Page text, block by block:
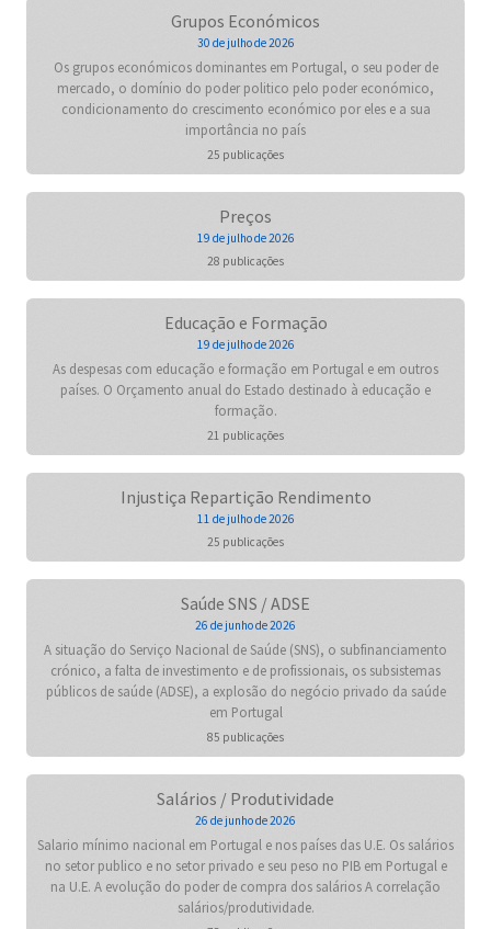
Grupos Económicos
30 de julho de 2026
Os grupos económicos dominantes em Portugal, o seu poder de
mercado, o domínio do poder politico pelo poder económico,
condicionamento do crescimento económico por eles e a sua
importância no país
25 publicações
Preços
19 de julho de 2026
28 publicações
Educação e Formação
19 de julho de 2026
As despesas com educação e formação em Portugal e em outros
países. O Orçamento anual do Estado destinado à educação e
formação.
21 publicações
Injustiça Repartição Rendimento
11 de julho de 2026
25 publicações
Saúde SNS / ADSE
26 de junho de 2026
A situação do Serviço Nacional de Saúde (SNS), o subfinanciamento
crónico, a falta de investimento e de profissionais, os subsistemas
públicos de saúde (ADSE), a explosão do negócio privado da saúde
em Portugal
85 publicações
Salários / Produtividade
26 de junho de 2026
Salario mínimo nacional em Portugal e nos países das U.E. Os salários
no setor publico e no setor privado e seu peso no PIB em Portugal e
na U.E. A evolução do poder de compra dos salários A correlação
salários/produtividade.